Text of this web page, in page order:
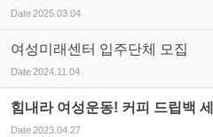
Date2025.03.04
여성미래센터 입주단체 모집
Date2024.11.04
힘내라 여성운동! 커피 드립백
Date2023.04.27